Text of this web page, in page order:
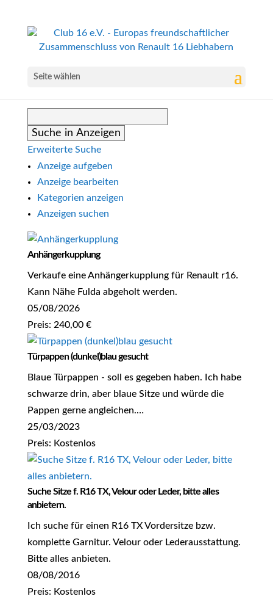
Seite wählen
nach:
Erweiterte Suche
Anzeige aufgeben
Anzeige bearbeiten
Kategorien anzeigen
Anzeigen suchen
Anhängerkupplung
Verkaufe eine Anhängerkupplung für Renault r16.
Kann Nähe Fulda abgeholt werden.
05/08/2026
Preis: 240,00 €
Türpappen (dunkel)blau gesucht
Blaue Türpappen - soll es gegeben haben. Ich habe
schwarze drin, aber blaue Sitze und würde die
Pappen gerne angleichen.…
25/03/2023
Preis: Kostenlos
Suche Sitze f. R16 TX, Velour oder Leder, bitte alles
anbietern.
Ich suche für einen R16 TX Vordersitze bzw.
komplette Garnitur. Velour oder Lederausstattung.
Bitte alles anbieten.
08/08/2016
Preis: Kostenlos